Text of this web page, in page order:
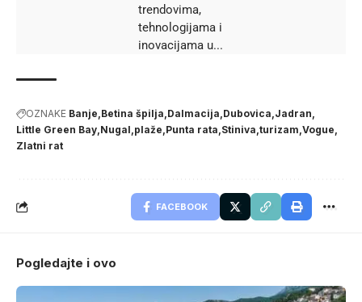
trendovima,
tehnologijama i
inovacijama u...
OZNAKE Banje Betina špilja Dalmacija Dubovica Jadran
Little Green Bay Nugal plaže Punta rata Stiniva turizam Vogue
Zlatni rat
FACEBOOK
Pogledajte i ovo